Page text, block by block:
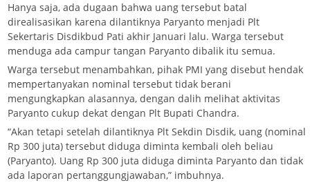
Hanya saja, ada dugaan bahwa uang tersebut batal
direalisasikan karena dilantiknya Paryanto menjadi Plt
Sekertaris Disdikbud Pati akhir Januari lalu. Warga tersebut
menduga ada campur tangan Paryanto dibalik itu semua.
Warga tersebut menambahkan, pihak PMI yang disebut hendak
mempertanyakan nominal tersebut tidak berani
mengungkapkan alasannya, dengan dalih melihat aktivitas
Paryanto cukup dekat dengan Plt Bupati Chandra.
“Akan tetapi setelah dilantiknya Plt Sekdin Disdik, uang (nominal
Rp 300 juta) tersebut diduga diminta kembali oleh beliau
(Paryanto). Uang Rp 300 juta diduga diminta Paryanto dan tidak
ada laporan pertanggungjawaban,” imbuhnya.